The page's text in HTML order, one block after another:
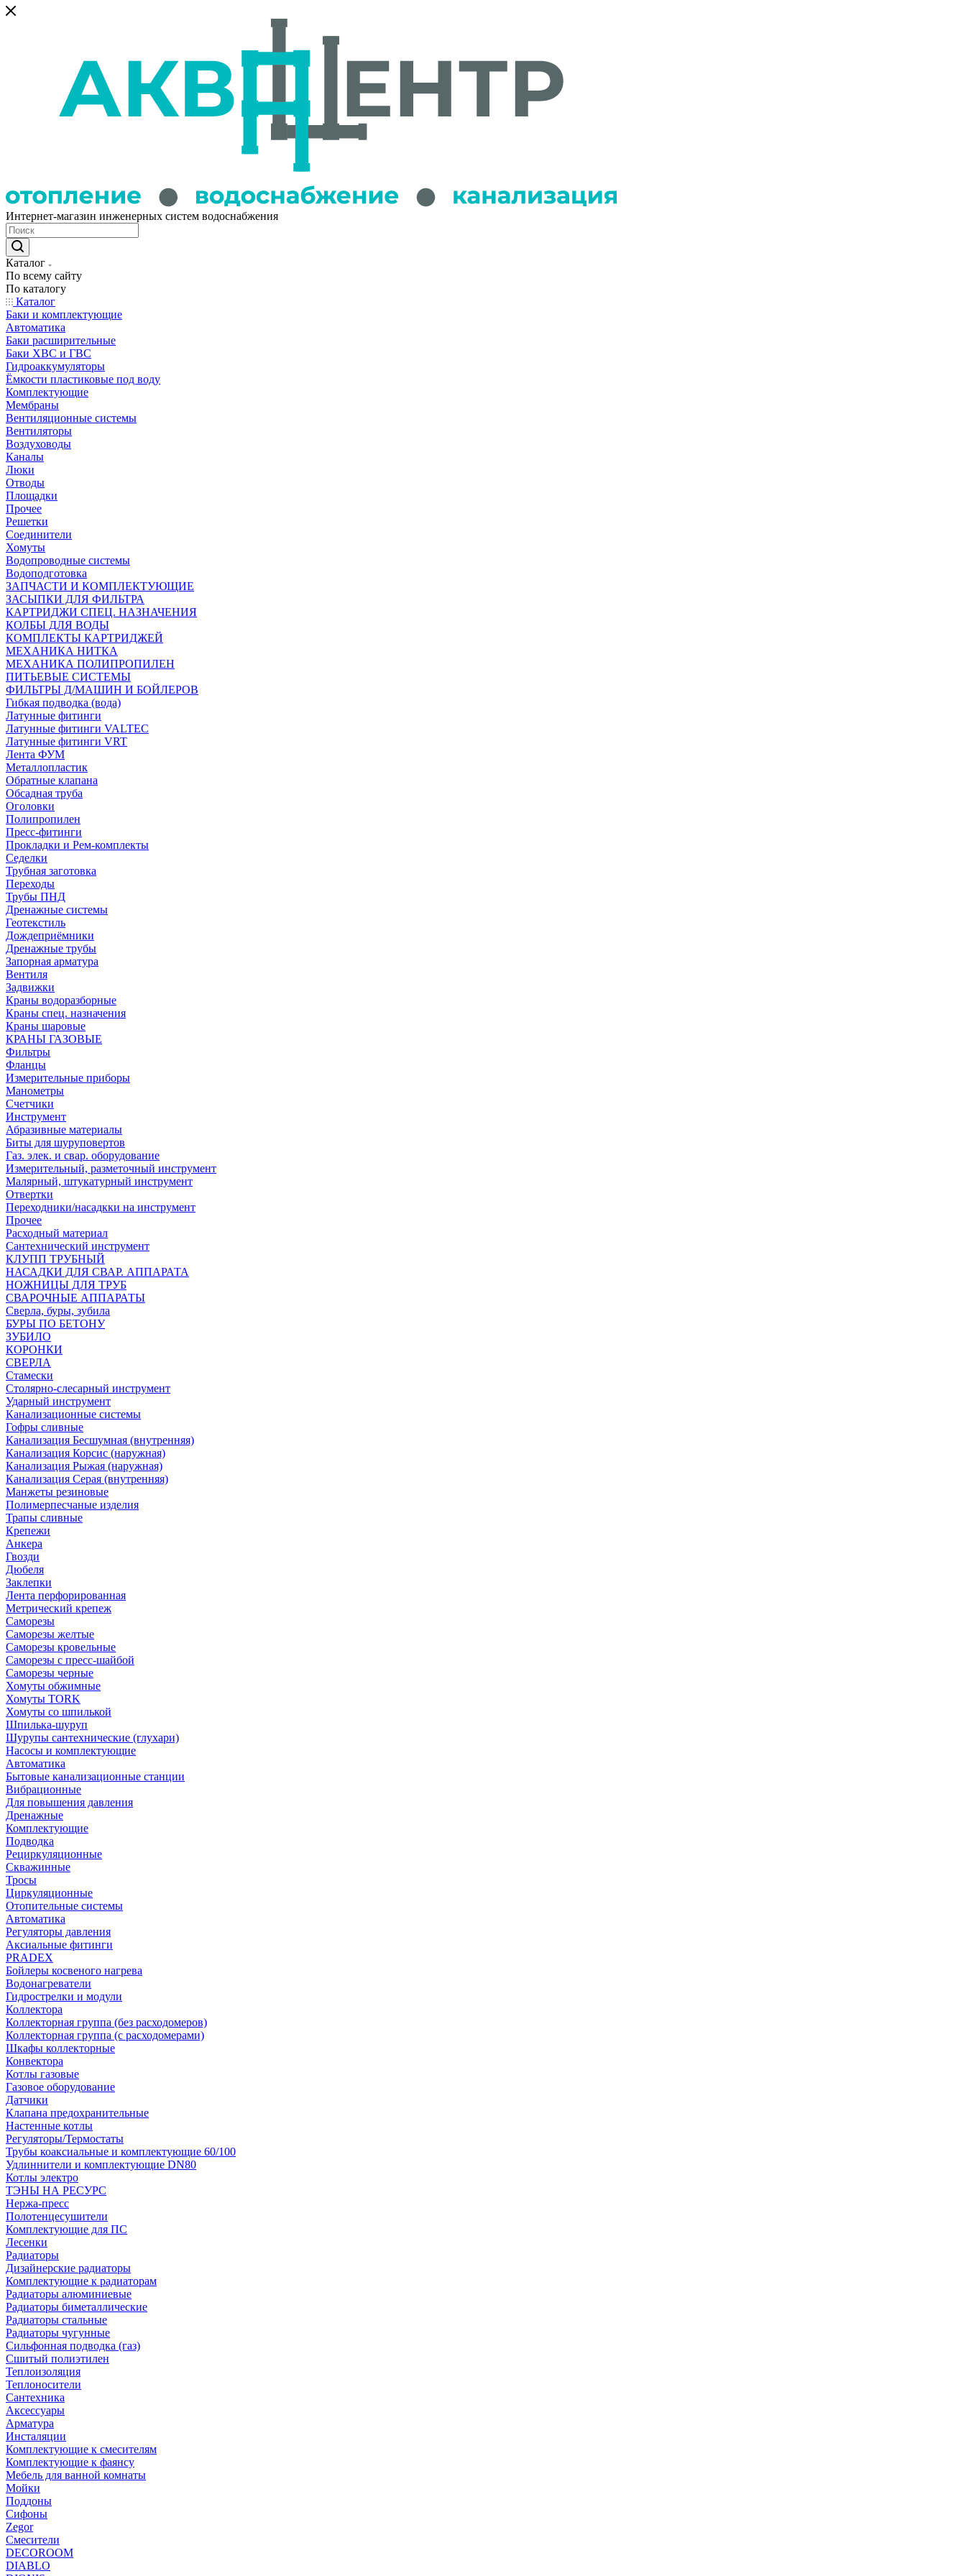
Интернет-магазин инженерных систем водоснабжения
Каталог
По всему сайту
По каталогу
Каталог
Баки и комплектующие
Автоматика
Баки расширительные
Баки ХВС и ГВС
Гидроаккумуляторы
Ёмкости пластиковые под воду
Комплектующие
Мембраны
Вентиляционные системы
Вентиляторы
Воздуховоды
Каналы
Люки
Отводы
Площадки
Прочее
Решетки
Соединители
Хомуты
Водопроводные системы
Водоподготовка
ЗАПЧАСТИ И КОМПЛЕКТУЮЩИЕ
ЗАСЫПКИ ДЛЯ ФИЛЬТРА
КАРТРИДЖИ СПЕЦ. НАЗНАЧЕНИЯ
КОЛБЫ ДЛЯ ВОДЫ
КОМПЛЕКТЫ КАРТРИДЖЕЙ
МЕХАНИКА НИТКА
МЕХАНИКА ПОЛИПРОПИЛЕН
ПИТЬЕВЫЕ СИСТЕМЫ
ФИЛЬТРЫ Д/МАШИН И БОЙЛЕРОВ
Гибкая подводка (вода)
Латунные фитинги
Латунные фитинги VALTEC
Латунные фитинги VRT
Лента ФУМ
Металлопластик
Обратные клапана
Обсадная труба
Оголовки
Полипропилен
Пресс-фитинги
Прокладки и Рем-комплекты
Седелки
Трубная заготовка
Переходы
Трубы ПНД
Дренажные системы
Геотекстиль
Дождеприёмники
Дренажные трубы
Запорная арматура
Вентиля
Задвижки
Краны водоразборные
Краны спец. назначения
Краны шаровые
КРАНЫ ГАЗОВЫЕ
Фильтры
Фланцы
Измерительные приборы
Манометры
Счетчики
Инструмент
Абразивные материалы
Биты для шуруповертов
Газ. элек. и свар. оборудование
Измерительный, разметочный инструмент
Малярный, штукатурный инструмент
Отвертки
Переходники/насадкки на инструмент
Прочее
Расходный материал
Сантехнический инструмент
КЛУПП ТРУБНЫЙ
НАСАДКИ ДЛЯ СВАР. АППАРАТА
НОЖНИЦЫ ДЛЯ ТРУБ
СВАРОЧНЫЕ АППАРАТЫ
Сверла, буры, зубила
БУРЫ ПО БЕТОНУ
ЗУБИЛО
КОРОНКИ
СВЕРЛА
Стамески
Столярно-слесарный инструмент
Ударный инструмент
Канализационные системы
Гофры сливные
Канализация Бесшумная (внутренняя)
Канализация Корсис (наружная)
Канализация Рыжая (наружная)
Канализация Серая (внутренняя)
Манжеты резиновые
Полимерпесчаные изделия
Трапы сливные
Крепежи
Анкера
Гвозди
Дюбеля
Заклепки
Лента перфорированная
Метрический крепеж
Саморезы
Саморезы желтые
Саморезы кровельные
Саморезы с пресс-шайбой
Саморезы черные
Хомуты обжимные
Хомуты TORK
Хомуты со шпилькой
Шпилька-шуруп
Шурупы сантехнические (глухари)
Насосы и комплектующие
Автоматика
Бытовые канализационные станции
Вибрационные
Для повышения давления
Дренажные
Комплектующие
Подводка
Рециркуляционные
Скважинные
Тросы
Циркуляционные
Отопительные системы
Автоматика
Регуляторы давления
Аксиальные фитинги
PRADEX
Бойлеры косвеного нагрева
Водонагреватели
Гидрострелки и модули
Коллектора
Коллекторная группа (без расходомеров)
Коллекторная группа (с расходомерами)
Шкафы коллекторные
Конвектора
Котлы газовые
Газовое оборудование
Датчики
Клапана предохранительные
Настенные котлы
Регуляторы/Термостаты
Трубы коаксиальные и комплектующие 60/100
Удлиннители и комплектующие DN80
Котлы электро
ТЭНЫ НА РЕСУРС
Нержа-пресс
Полотенцесушители
Комплектующие для ПС
Лесенки
Радиаторы
Дизайнерские радиаторы
Комплектующие к радиаторам
Радиаторы алюминиевые
Радиаторы биметаллические
Радиаторы стальные
Радиаторы чугунные
Сильфонная подводка (газ)
Сшитый полиэтилен
Теплоизоляция
Теплоносители
Сантехника
Аксессуары
Арматура
Инсталяции
Комплектующие к смесителям
Комплектующие к фаянсу
Мебель для ванной комнаты
Мойки
Поддоны
Сифоны
Zegor
Смесители
DECOROOM
DIABLO